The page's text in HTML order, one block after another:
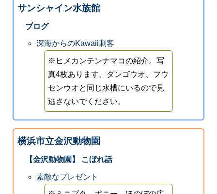
サンシャイン水族館
ブログ
深海からのKawaii刺客
※ヒメカンテンナマコの紹介。写
真4枚あります。ダンゴウオ、フウ
センウオと同じ水槽にいるので見
逃さないでください。
横浜市立金沢動物園
【金沢動物園】 こぼれ話
素敵なプレゼント